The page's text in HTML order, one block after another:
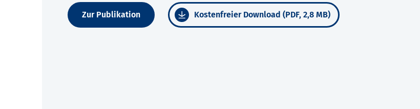
Zur Publikation Kostenfreier Download (PDF, 2,8 MB)